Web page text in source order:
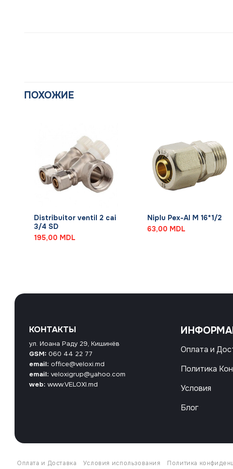
ПОХОЖИЕ
Distribuitor ventil 2 cai
3/4 SD
195,00 MDL
Niplu Pex-Al M 16*1/2
63,00 MDL
КОНТАКТЫ
ул. Иоана Раду 29, Кишинёв
GSM: 060 44 22 77
email: office@veloxi.md
email: veloxigrup@yahoo.com
web: www.VELOXI.md
Оплата и
Политика
Условия
Блог
Оплата и Доставка Условия использования Политика